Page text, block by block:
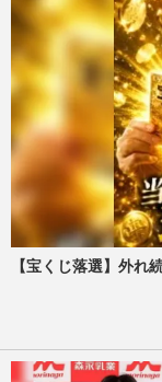
【宝くじ落選】外れ